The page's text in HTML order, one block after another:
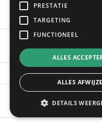
Gevel schilderen met
hybride verf
Gevel schilderen met
spuitkurk
Gevel kaleien
Gevel verven met een
PRESTATIE
TARGETING
FUNCTIONEEL
ALLES
ALLES
DETAILS